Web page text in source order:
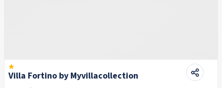
Villa Fortino by Myvillacollection